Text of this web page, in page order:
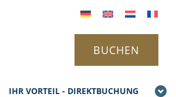
IHR VORTEIL - DIREKTBUCHUNG
BUCHEN